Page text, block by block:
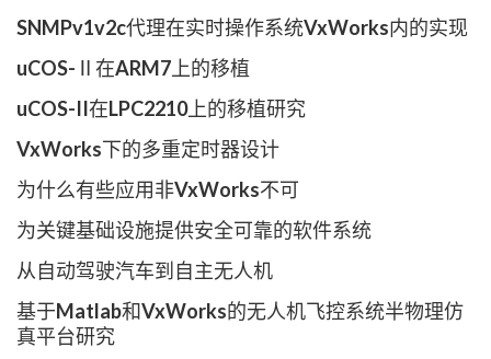
SNMPv1v2c代理在实时操作系统VxWorks内的实现
uCOS-Ⅱ在ARM7上的移植
uCOS-II在LPC2210上的移植研究
VxWorks下的多重定时器设计
为什么有些应用非VxWorks不可
为关键基础设施提供安全可靠的软件系统
从自动驾驶汽车到自主无人机
基于Matlab和VxWorks的无人机飞控系统半物理仿
真平台研究